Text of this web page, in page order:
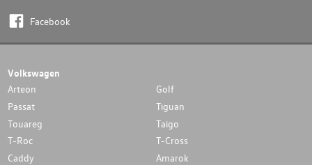
Facebook
Volkswagen
Arteon
Golf
Passat
Tiguan
Touareg
Taigo
T-Roc
T-Cross
Caddy
Amarok